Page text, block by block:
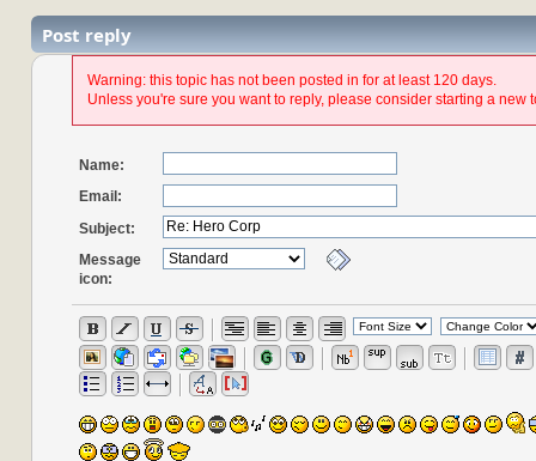
Post reply
Warning: this topic has not been posted in for at least 120 days.
Unless you're sure you want to reply, please consider starting a new
Name:
Email:
Subject:
Message
icon: